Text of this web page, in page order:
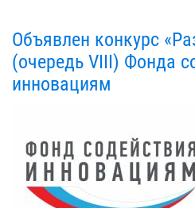
Объявлен конкурс
(очередь VIII) Фонда
инновациям